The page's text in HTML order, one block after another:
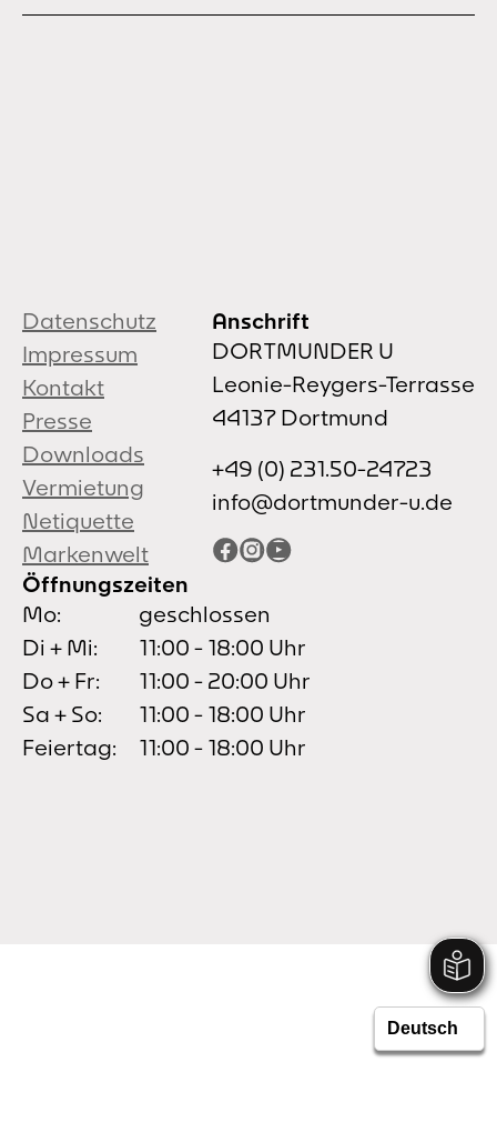
Datenschutz
Impressum
Kontakt
Presse
Downloads
Vermietung
Netiquette
Markenwelt
Anschrift
DORTMUNDER U
Leonie-Reygers-Terrasse
44137 Dortmund
+49 (0) 231.50-24723
info@dortmunder-u.de
Facebook
Instagram
YouTube
Öffnungszeiten
Mo:
geschlossen
Di + Mi:
11:00 - 18:00 Uhr
Do + Fr:
11:00 - 20:00 Uhr
Sa + So:
11:00 - 18:00 Uhr
Feiertag:
11:00 - 18:00 Uhr